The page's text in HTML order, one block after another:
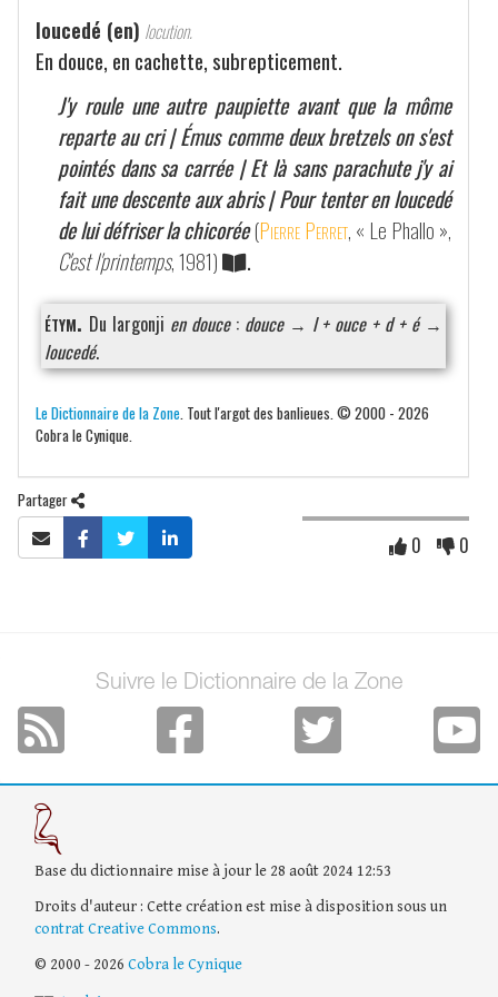
loucedé (en) locution.
En douce, en cachette, subrepticement.
J'y roule une autre paupiette avant que la môme
reparte au cri | Émus comme deux bretzels on s'est
pointés dans sa carrée | Et là sans parachute j'y ai
fait une descente aux abris | Pour tenter en loucedé
de lui défriser la chicorée (Pierre Perret, « Le Phallo »,
C'est l'printemps, 1981)
.
étym. Du largonji en douce: douce→ l + ouce + d + é→
loucedé.
Le Dictionnaire de la Zone . Tout l'argot des banlieues. © 2000 - 2026
Cobra le Cynique.
Partager
0 0
Suivre le Dictionnaire de la Zone
Base du dictionnaire mise à jour le 28 août 2024 12:53
Droits d'auteur : Cette création est mise à disposition sous un
contrat Creative Commons.
© 2000 - 2026 Cobra le Cynique